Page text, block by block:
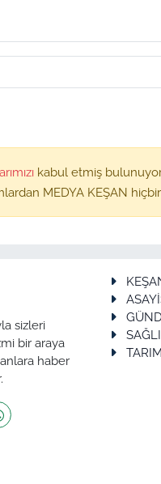
kabul etmiş
MEDYA KEŞAN
sizleri
bir araya
haber